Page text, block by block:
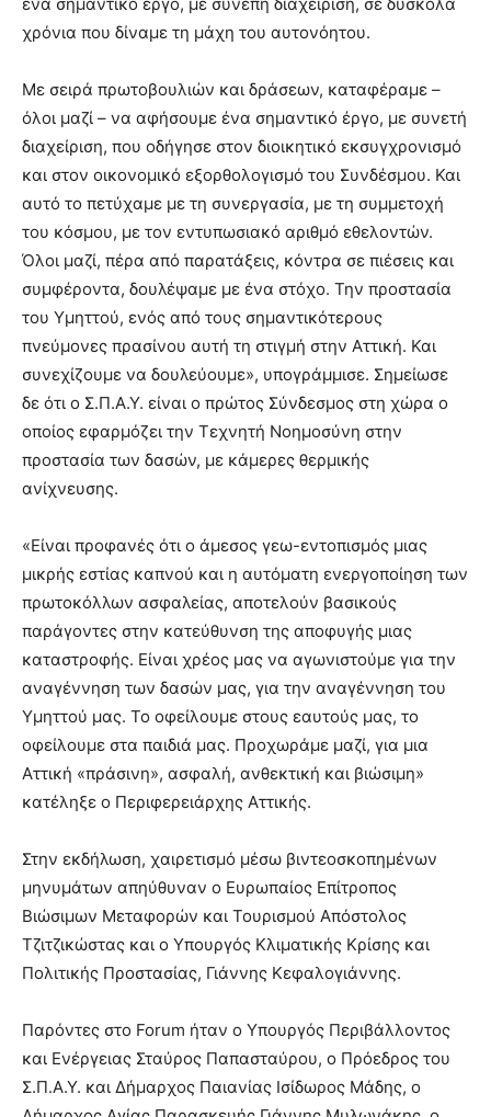
χρόνια που δίναμε τη μάχη του αυτονόητου.
Με σειρά πρωτοβουλιών και δράσεων, καταφέραμε –
όλοι μαζί – να αφήσουμε ένα σημαντικό έργο, με συνετή
διαχείριση, που οδήγησε στον διοικητικό εκσυγχρονισμό
και στον οικονομικό εξορθολογισμό του Συνδέσμου. Και
αυτό το πετύχαμε με τη συνεργασία, με τη συμμετοχή
του κόσμου, με τον εντυπωσιακό αριθμό εθελοντών.
Όλοι μαζί, πέρα από παρατάξεις, κόντρα σε πιέσεις και
συμφέροντα, δουλέψαμε με ένα στόχο. Την προστασία
του Υμηττού, ενός από τους σημαντικότερους
πνεύμονες πρασίνου αυτή τη στιγμή στην Αττική. Και
συνεχίζουμε να δουλεύουμε», υπογράμμισε. Σημείωσε
δε ότι ο Σ.Π.Α.Υ. είναι ο πρώτος Σύνδεσμος στη χώρα ο
οποίος εφαρμόζει την Τεχνητή Νοημοσύνη στην
προστασία των δασών, με κάμερες θερμικής
ανίχνευσης.
«Είναι προφανές ότι ο άμεσος γεω-εντοπισμός μιας
μικρής εστίας καπνού και η αυτόματη ενεργοποίηση των
πρωτοκόλλων ασφαλείας, αποτελούν βασικούς
παράγοντες στην κατεύθυνση της αποφυγής μιας
καταστροφής. Είναι χρέος μας να αγωνιστούμε για την
αναγέννηση των δασών μας, για την αναγέννηση του
Υμηττού μας. Το οφείλουμε στους εαυτούς μας, το
οφείλουμε στα παιδιά μας. Προχωράμε μαζί, για μια
Αττική «πράσινη», ασφαλή, ανθεκτική και βιώσιμη»
κατέληξε ο Περιφερειάρχης Αττικής.
Στην εκδήλωση, χαιρετισμό μέσω βιντεοσκοπημένων
μηνυμάτων απηύθυναν ο Ευρωπαίος Επίτροπος
Βιώσιμων Μεταφορών και Τουρισμού Απόστολος
Τζιτζικώστας και ο Υπουργός Κλιματικής Κρίσης και
Πολιτικής Προστασίας, Γιάννης Κεφαλογιάννης.
Παρόντες στο Forum ήταν ο Υπουργός Περιβάλλοντος
και Ενέργειας Σταύρος Παπασταύρου, ο Πρόεδρος του
Σ.Π.Α.Υ. και Δήμαρχος Παιανίας Ισίδωρος Μάδης, ο